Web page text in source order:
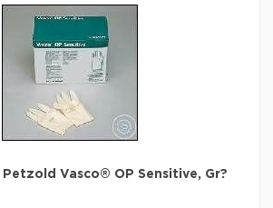
Vasco® OP Sensitive, Gr?